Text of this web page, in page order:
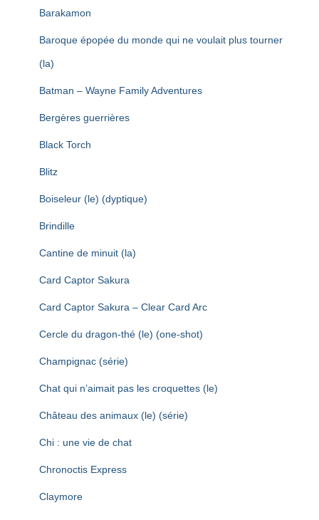
Barakamon
Baroque épopée du monde qui ne voulait plus tourner
(la)
Batman – Wayne Family Adventures
Bergères guerrières
Black Torch
Blitz
Boiseleur (le) (dyptique)
Brindille
Cantine de minuit (la)
Card Captor Sakura
Card Captor Sakura – Clear Card Arc
Cercle du dragon-thé (le) (one-shot)
Champignac (série)
Chat qui n’aimait pas les croquettes (le)
Château des animaux (le) (série)
Chi : une vie de chat
Chronoctis Express
Claymore